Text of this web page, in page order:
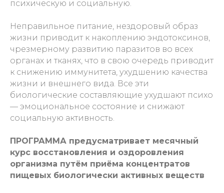
психическую и социальную.
Неправильное питание, нездоровый образ
жизни приводит к накоплению эндотоксинов,
чрезмерному развитию паразитов во всех
органах и тканях, что в свою очередь приводит
к снижению иммунитета, ухудшению качества
жизни и внешнего вида. Все эти
биологические составляющие ухудшают психо
— эмоциональное состояние и снижают
социальную активность.
ПРОГРАММА предусматривает месячный
курс восстановления и оздоровления
организма путём приёма концентратов
пищевых биологически активных веществ